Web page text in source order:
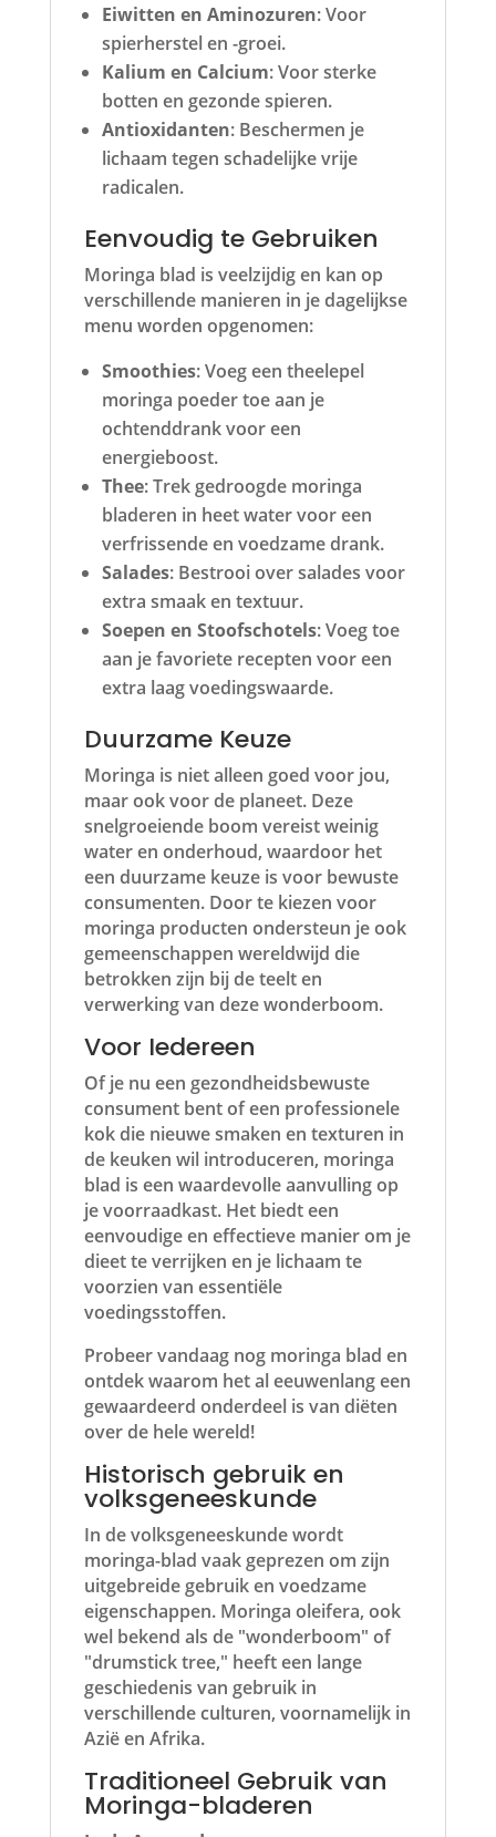
Eiwitten en Aminozuren: Voor
spierherstel en -groei.
Kalium en Calcium: Voor sterke
botten en gezonde spieren.
Antioxidanten: Beschermen je
lichaam tegen schadelijke vrije
radicalen.
Eenvoudig te Gebruiken
Moringa blad is veelzijdig en kan op
verschillende manieren in je dagelijkse
menu worden opgenomen:
Smoothies: Voeg een theelepel
moringa poeder toe aan je
ochtenddrank voor een
energieboost.
Thee: Trek gedroogde moringa
bladeren in heet water voor een
verfrissende en voedzame drank.
Salades: Bestrooi over salades voor
extra smaak en textuur.
Soepen en Stoofschotels: Voeg toe
aan je favoriete recepten voor een
extra laag voedingswaarde.
Duurzame Keuze
Moringa is niet alleen goed voor jou,
maar ook voor de planeet. Deze
snelgroeiende boom vereist weinig
water en onderhoud, waardoor het
een duurzame keuze is voor bewuste
consumenten. Door te kiezen voor
moringa producten ondersteun je ook
gemeenschappen wereldwijd die
betrokken zijn bij de teelt en
verwerking van deze wonderboom.
Voor Iedereen
Of je nu een gezondheidsbewuste
consument bent of een professionele
kok die nieuwe smaken en texturen in
de keuken wil introduceren, moringa
blad is een waardevolle aanvulling op
je voorraadkast. Het biedt een
eenvoudige en effectieve manier om je
dieet te verrijken en je lichaam te
voorzien van essentiële
voedingsstoffen.
Probeer vandaag nog moringa blad en
ontdek waarom het al eeuwenlang een
gewaardeerd onderdeel is van diëten
over de hele wereld!
Historisch gebruik en
volksgeneeskunde
In de volksgeneeskunde wordt
moringa-blad vaak geprezen om zijn
uitgebreide gebruik en voedzame
eigenschappen. Moringa oleifera, ook
wel bekend als de "wonderboom" of
"drumstick tree," heeft een lange
geschiedenis van gebruik in
verschillende culturen, voornamelijk in
Azië en Afrika.
Traditioneel Gebruik van
Moringa-bladeren